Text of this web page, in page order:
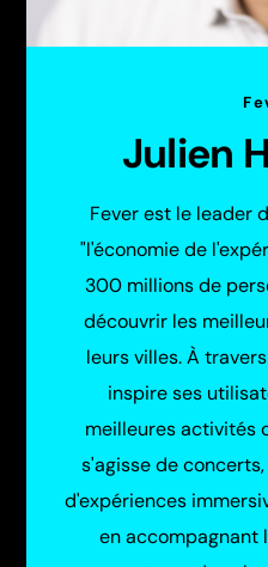
Julien
Fever est le leader
"l'économie de
300 millions de
découvrir les
leurs villes. À
inspire ses
meilleures activités
s'agisse de
d'expériences
en accompagnant